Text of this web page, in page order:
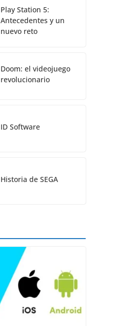
Play Station 5:
Antecedentes y un
nuevo reto
Doom: el videojuego
revolucionario
ID Software
Historia de SEGA